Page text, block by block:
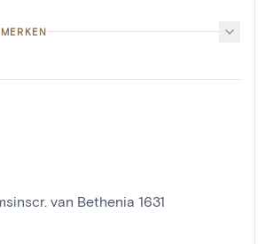
van Bethenia 1631